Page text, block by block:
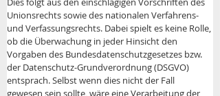
Unionsrechts sowie des nationalen Verfahrens-
und Verfassungsrechts. Dabei spielt es keine Rolle,
ob die Überwachung in jeder Hinsicht den
Vorgaben des Bundesdatenschutzgesetzes bzw.
der Datenschutz-Grundverordnung (DSGVO)
entsprach. Selbst wenn dies nicht der Fall
gewesen sein sollte, wäre eine Verarbeitung der